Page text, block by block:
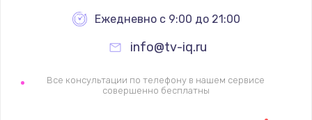
Заказать
Не работает
1400 руб.
Ежедневно с 9:00 до 21:00
info@tv-iq.ru
Все консультации по телефону в нашем сервисе
совершенно бесплатны